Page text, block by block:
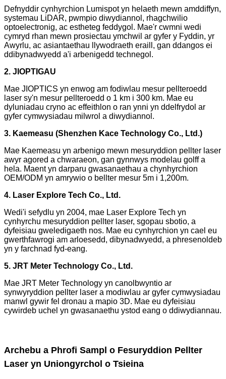
Defnyddir cynhyrchion Lumispot yn helaeth mewn amddiffyn,
systemau LiDAR, pwmpio diwydiannol, rhagchwilio
optoelectronig, ac estheteg feddygol. Mae'r cwmni wedi
cymryd rhan mewn prosiectau ymchwil ar gyfer y Fyddin, yr
Awyrlu, ac asiantaethau llywodraeth eraill, gan ddangos ei
ddibynadwyedd a'i arbenigedd technegol.
2. JIOPTIGAU
Mae JIOPTICS yn enwog am fodiwlau mesur pellteroedd
laser sy'n mesur pellteroedd o 1 km i 300 km. Mae eu
dyluniadau cryno ac effeithlon o ran ynni yn ddelfrydol ar
gyfer cymwysiadau milwrol a diwydiannol.
3. Kaemeasu (Shenzhen Kace Technology Co., Ltd.)
Mae Kaemeasu yn arbenigo mewn mesuryddion pellter laser
awyr agored a chwaraeon, gan gynnwys modelau golff a
hela. Maent yn darparu gwasanaethau a chynhyrchion
OEM/ODM yn amrywio o bellter mesur 5m i 1,200m.
4. Laser Explore Tech Co., Ltd.
Wedi'i sefydlu yn 2004, mae Laser Explore Tech yn
cynhyrchu mesuryddion pellter laser, sgopau sbotio, a
dyfeisiau gweledigaeth nos. Mae eu cynhyrchion yn cael eu
gwerthfawrogi am arloesedd, dibynadwyedd, a phresenoldeb
yn y farchnad fyd-eang.
5. JRT Meter Technology Co., Ltd.
Mae JRT Meter Technology yn canolbwyntio ar
synwyryddion pellter laser a modiwlau ar gyfer cymwysiadau
manwl gywir fel dronau a mapio 3D. Mae eu dyfeisiau
cywirdeb uchel yn gwasanaethu ystod eang o ddiwydiannau.
Archebu a Phrofi Sampl o Fesuryddion Pellter
Laser yn Uniongyrchol o Tsieina